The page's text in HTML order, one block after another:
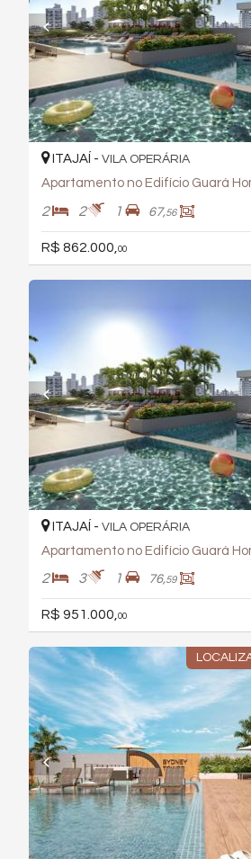
ITAJAÍ - VILA OPERÁRIA
Apartamento no Edifício Guará
2 2 1 67,56
R$ 862.000, 00
ITAJAÍ - VILA OPERÁRIA
Apartamento no Edifício Guará
2 3 1 76,59
R$ 951.000,00